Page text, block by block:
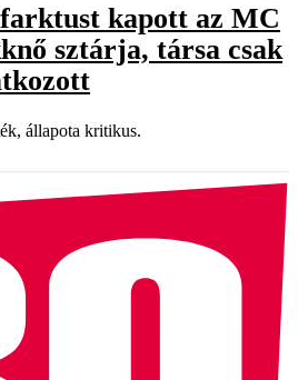
kapott az MC
sztárja, társa csak
állapota kritikus.